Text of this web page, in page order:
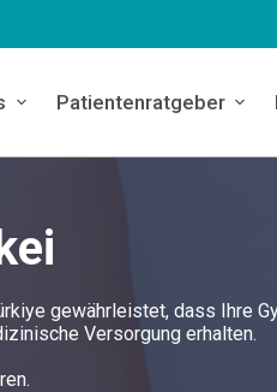
Patientenratgeber
gewährleistet, dass Ihre
Versorgung erhalten.